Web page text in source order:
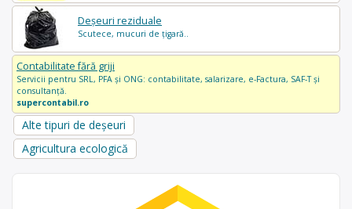
Deșeuri reziduale
Scutece, mucuri de țigară..
Contabilitate fără griji
Servicii pentru SRL, PFA și ONG: contabilitate, salarizare, e-Factura, SAF-T și
consultanță.
supercontabil.ro
Alte tipuri de deșeuri
Agricultura ecologică